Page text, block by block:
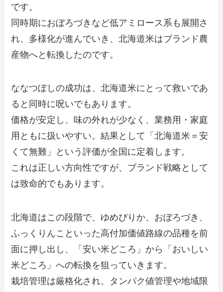
です。
同時期におぼろづきなど低アミロース系も展開さ
れ、多様化が進んでいき、北海道米はブランド農
産物へと転換したのです。
ななつぼしの成功は、北海道米にとって救いであ
ると同時に呪いでもあります。
価格が安定し、味の外れが少なく、業務用・家庭
用ともに扱いやすい。結果として「北海道米＝安
くて無難」という評価が全国に定着します。
これは正しい方向性ですが、ブランド戦略として
は致命的でもあります。
北海道はこの段階で、ゆめぴりか、おぼろづき、
ふっくりんこといった高付加価値路線の品種を前
面に押し出し、「安い米どころ」から「おいしい
米どころ」への転換を狙っていきます。
栽培管理は厳格化され、タンパク値管理や地域限